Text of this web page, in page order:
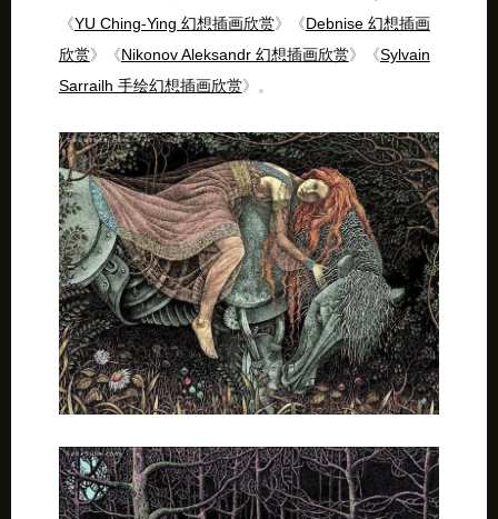
《YU Ching-Ying 幻想插画欣赏》《Debnise 幻想插画
欣赏》《Nikonov Aleksandr 幻想插画欣赏》《Sylvain
Sarrailh 手绘幻想插画欣赏》。